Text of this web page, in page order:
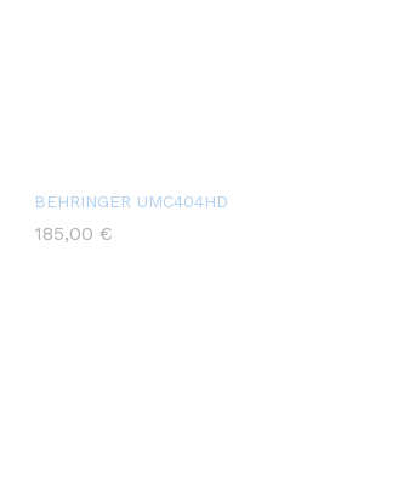
BEHRINGER UMC404HD
185,00 €